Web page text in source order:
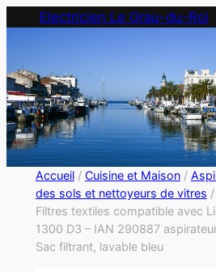
Electricien Le Grau-du-Roi
Accueil/ Cuisine et Maison/
des sols et nettoyeurs de vitres /
Filtres textiles compatible avec
1300 D3 – IAN 290887
Sac filtrant, lavable bleu